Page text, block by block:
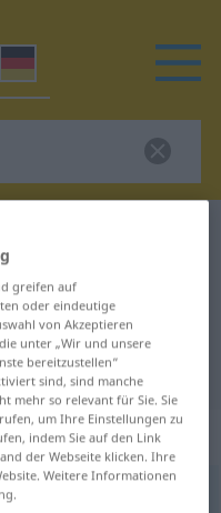
Übersetzung
Übersetzung
transitif
greifen auf
oder eindeutige
von Akzeptieren
unter „Wir und unsere
bereitzustellen“
sind, sind manche
mehr so relevant für Sie. Sie
um Ihre Einstellungen zu
indem Sie auf den Link
der Webseite klicken. Ihre
Weitere Informationen